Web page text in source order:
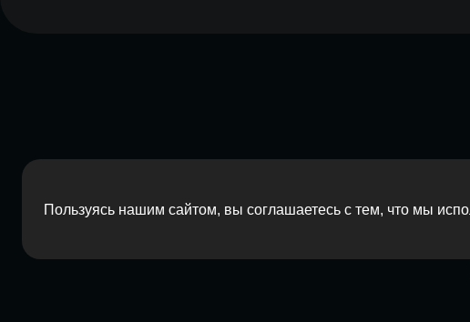
Пользуясь нашим сайтом, вы соглашаетесь с тем, что мы